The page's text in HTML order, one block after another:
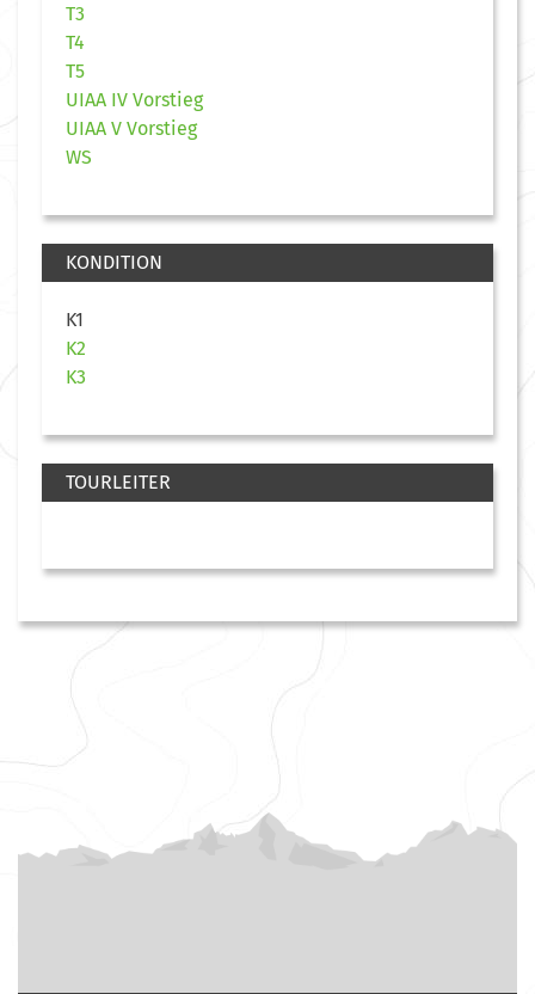
T3
T4
T5
UIAA IV Vorstieg
UIAA V Vorstieg
WS
KONDITION
K1
K2
K3
TOURLEITER